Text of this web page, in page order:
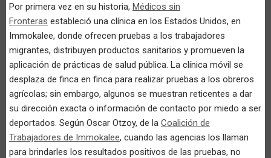
Por primera vez en su historia, Médicos sin
Fronteras estableció una clínica en los Estados Unidos, en
Immokalee, donde ofrecen pruebas a los trabajadores
migrantes, distribuyen productos sanitarios y promueven la
aplicación de prácticas de salud pública. La clínica móvil se
desplaza de finca en finca para realizar pruebas a los obreros
agrícolas; sin embargo, algunos se muestran reticentes a dar
su dirección exacta o información de contacto por miedo a ser
deportados. Según Oscar Otzoy, de la Coalición de
Trabajadores de Immokalee, cuando las agencias los llaman
para brindarles los resultados positivos de las pruebas, no